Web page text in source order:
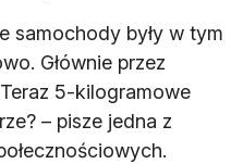
samochody były w tym
Głównie przez
5-kilogramowe
– pisze jedna z